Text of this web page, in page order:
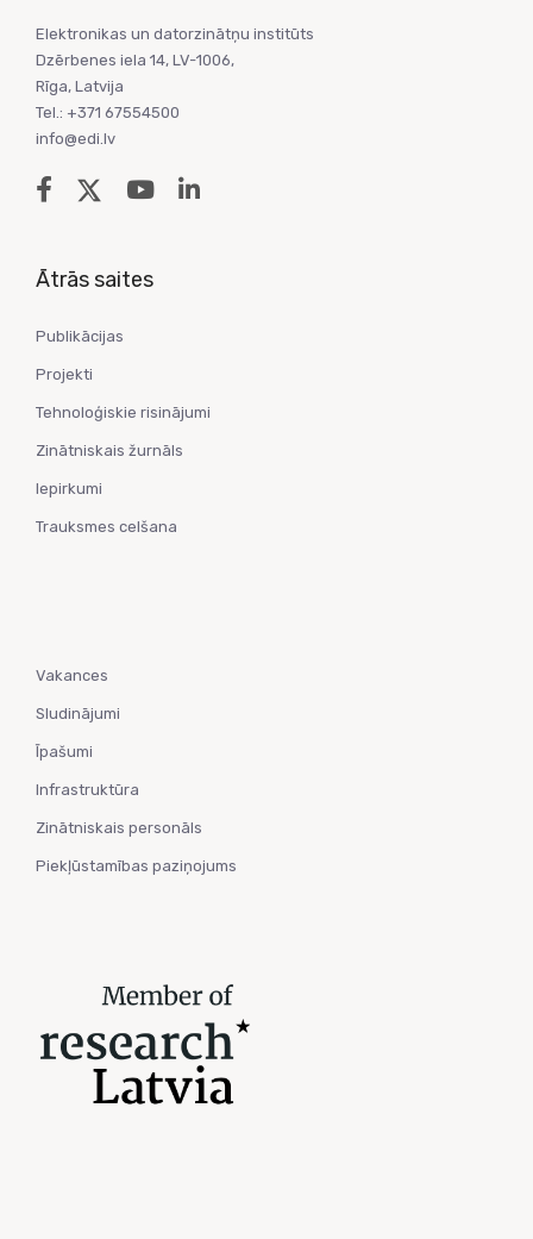
Elektronikas un datorzinātņu institūts
Dzērbenes iela 14, LV-1006,
Rīga, Latvija
Tel.: +371 67554500
info@edi.lv
Ātrās saites
Publikācijas
Projekti
Tehnoloģiskie risinājumi
Zinātniskais žurnāls
Iepirkumi
Trauksmes celšana
Vakances
Sludinājumi
Īpašumi
Infrastruktūra
Zinātniskais personāls
Piekļūstamības paziņojums